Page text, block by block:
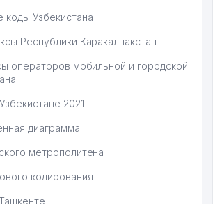
коды Узбекистана
Республики Каракалпакстан
операторов мобильной и городской
2021
диаграмма
метрополитена
кодирования